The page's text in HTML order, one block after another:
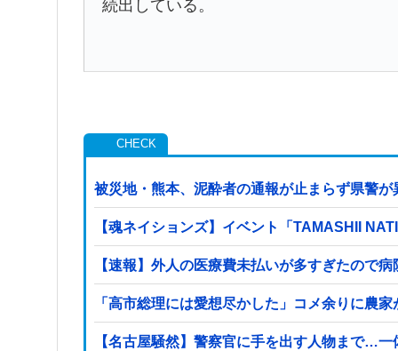
続出している。
被災地・熊本、泥酔者の通報が止まらず県警が
【魂ネイションズ】イベント「TAMASHII
【速報】外人の医療費未払いが多すぎたので
「高市総理には愛想尽かした」コメ余りに
【名古屋騒然】警察官に手を出す人物まで…